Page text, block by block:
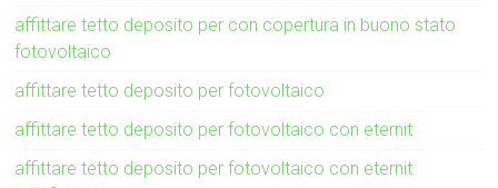
affittare tetto deposito per con copertura in buono stato
fotovoltaico
affittare tetto deposito per fotovoltaico
affittare tetto deposito per fotovoltaico con eternit
affittare tetto deposito per fotovoltaico con eternit